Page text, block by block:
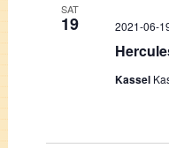
SAT
19 2021-06-
Kassel